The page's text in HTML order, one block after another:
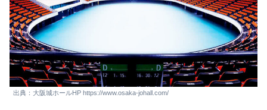
出典：大阪城ホールHP https://www.osaka-johall.com/